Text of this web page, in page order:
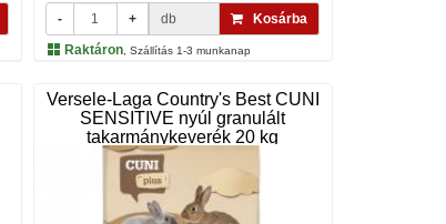
- + db
Kosárba
Raktáron, Szállítás 1-3 munkanap
Versele-Laga Country's Best CUNI
SENSITIVE nyúl granulált
takarmánykeverék 20 kg